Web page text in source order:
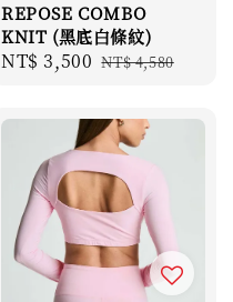
REPOSE COMBO
KNIT (黑底白條紋)
Sale
NT$ 3,500 Regular
NT$ 4,580